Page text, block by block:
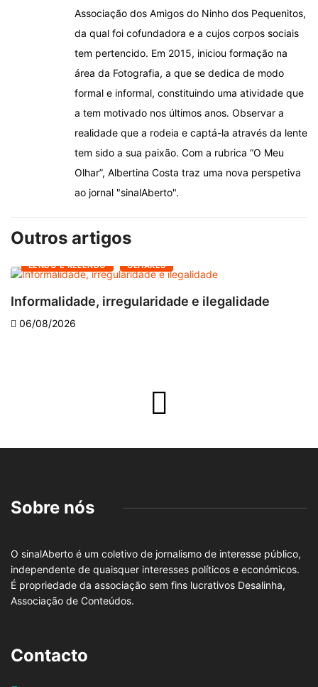
Associação dos Amigos do Ninho dos Pequenitos,
da qual foi cofundadora e a cujos corpos sociais
tem pertencido. Em 2015, iniciou formação na
área da Fotografia, a que se dedica de modo
formal e informal, constituindo uma atividade que
a tem motivado nos últimos anos. Observar a
realidade que a rodeia e captá-la através da lente
tem sido a sua paixão. Com a rubrica “O Meu
Olhar”, Albertina Costa traz uma nova perspetiva
ao jornal "sinalAberto".
Outros artigos
LENDO E RELENDO OLHARES
Informalidade, irregularidade e ilegalidade
06/08/2026
Sobre nós
O sinalAberto é um coletivo de jornalismo de interesse público,
independente de quaisquer interesses políticos e económicos.
É propriedade da associação sem fins lucrativos Desalinha,
Associação de Conteúdos.
Contacto